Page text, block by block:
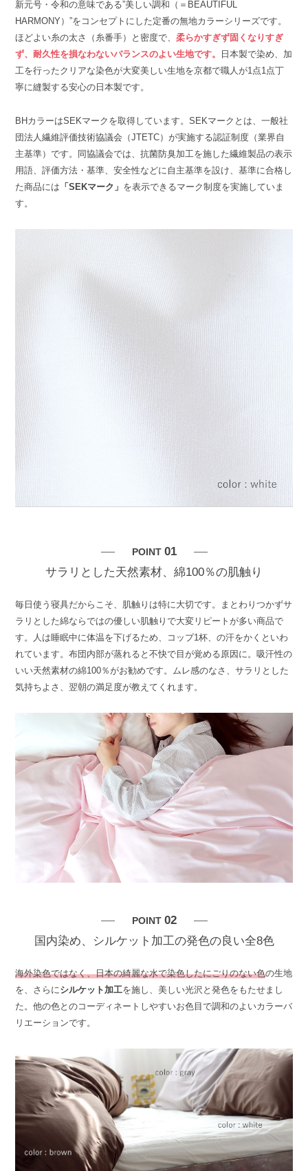
新元号・令和の意味である”美しい調和（＝BEAUTIFUL
HARMONY）”をコンセプトにした定番の無地カラーシリーズです。
ほどよい糸の太さ（糸番手）と密度で、柔らかすぎず固くなりすぎ
ず、耐久性を損なわないバランスのよい生地です。
日本製で染め、加
工を行ったクリアな染色が大変美しい生地を京都で職人が1点1点丁
寧に縫製する安心の日本製です。
BHカラーはSEKマークを取得しています。SEKマークとは、一般社
団法人繊維評価技術協議会（JTETC）が実施する認証制度（業界自
主基準）です。同協議会では、抗菌防臭加工を施した繊維製品の表示
用語、評価方法・基準、安全性などに自主基準を設け、基準に合格し
た商品には 「SEKマーク」 を表示できるマーク制度を実施していま
す。
POINT 01
サラリとした天然素材、綿100％の肌触り
毎日使う寝具だからこそ、肌触りは特に大切です。まとわりつかずサ
ラリとした綿ならではの優しい肌触りで大変リピートが多い商品で
す。人は睡眠中に体温を下げるため、コップ1杯、の汗をかくといわ
れています。布団内部が蒸れると不快で目が覚める原因に。吸汗性の
いい天然素材の綿100％がお勧めです。ムレ感のなさ、サラリとした
気持ちよさ、翌朝の満足度が教えてくれます。
POINT 02
国内染め、シルケット加工の発色の良い全8色
海外染色ではなく、日本の綺麗な水で染色したにごりのない色の生地
を、さらに シルケット加工を施し、美しい光沢と発色をもたせまし
た。他の色とのコーディネートしやすいお色目で調和のよいカラーバ
リエーションです。